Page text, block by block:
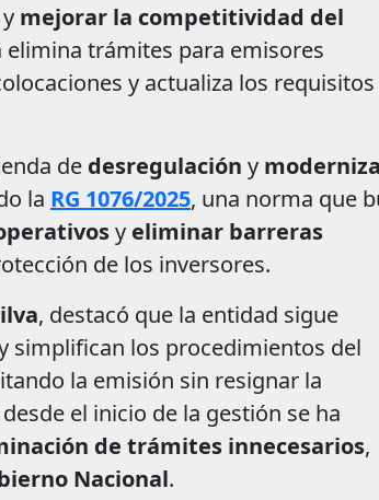
y mejorar la competitividad del
elimina trámites para emisores
y actualiza los
de desregulación y
la RG 1076/2025, una norma que
y eliminar barreras
de los inversores.
, destacó que la entidad sigue
simplifican los procedimientos del
la emisión sin resignar la
el inicio de la gestión se ha
de trámites innecesarios,
Nacional.